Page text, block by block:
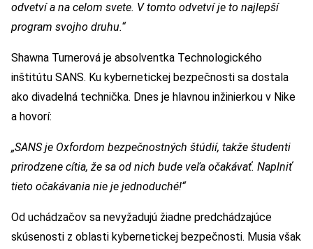
odvetví a na celom svete. V tomto odvetví je to najlepší
program svojho druhu.“
Shawna Turnerová je absolventka Technologického
inštitútu SANS. Ku kybernetickej bezpečnosti sa dostala
ako divadelná technička. Dnes je hlavnou inžinierkou v Nike
a hovorí:
„SANS je Oxfordom bezpečnostných štúdií, takže študenti
prirodzene cítia, že sa od nich bude veľa očakávať. Naplniť
tieto očakávania nie je jednoduché!“
Od uchádzačov sa nevyžadujú žiadne predchádzajúce
skúsenosti z oblasti kybernetickej bezpečnosti. Musia však